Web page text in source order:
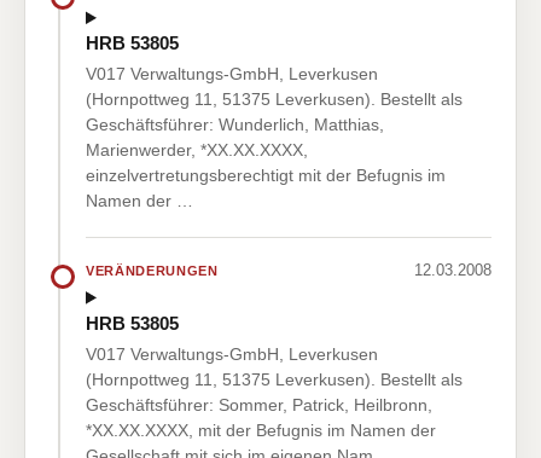
HRB 53805
V017 Verwaltungs-GmbH, Leverkusen
(Hornpottweg 11, 51375 Leverkusen). Bestellt als
Geschäftsführer: Wunderlich, Matthias,
Marienwerder, *XX.XX.XXXX,
einzelvertretungsberechtigt mit der Befugnis im
Namen der …
VERÄNDERUNGEN 12.03.2008
HRB 53805
V017 Verwaltungs-GmbH, Leverkusen
(Hornpottweg 11, 51375 Leverkusen). Bestellt als
Geschäftsführer: Sommer, Patrick, Heilbronn,
*XX.XX.XXXX, mit der Befugnis im Namen der